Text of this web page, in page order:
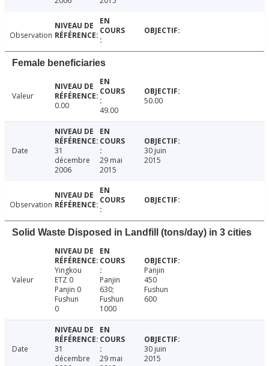
Observation
Female beneficiaries
Valeur
0.00
49.00
50.00
Date
31
décembre
2006
29 mai
2015
30 juin
2015
Observation
Solid Waste Disposed in Landfill (tons/day) in 3 cities
Valeur
Yingkou
ETZ 0
Panjin 0
Fushun
0
Panjin
630;
Fushun
1000
Panjin
450
Fushun
600
Date
31
décembre
29 mai
30 juin
2015